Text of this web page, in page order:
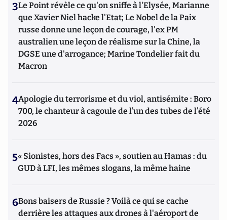
3Le Point révèle ce qu'on sniffe à l'Elysée, Marianne
que Xavier Niel hacke l'Etat; Le Nobel de la Paix
russe donne une leçon de courage, l'ex PM
australien une leçon de réalisme sur la Chine, la
DGSE une d'arrogance; Marine Tondelier fait du
Macron
4Apologie du terrorisme et du viol, antisémite : Boro
700, le chanteur à cagoule de l’un des tubes de l’été
2026
5« Sionistes, hors des Facs », soutien au Hamas : du
GUD à LFI, les mêmes slogans, la même haine
6Bons baisers de Russie ? Voilà ce qui se cache
derrière les attaques aux drones à l'aéroport de